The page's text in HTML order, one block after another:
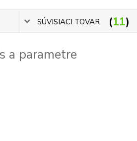
SÚVISIACI TOVAR 11
a parametre